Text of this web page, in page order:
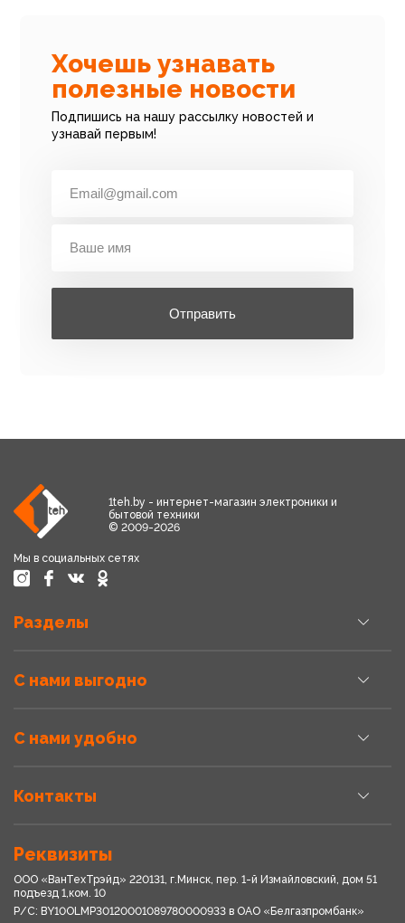
Хочешь узнавать
полезные новости
Подпишись на нашу рассылку новостей и
узнавай первым!
Отправить
1teh.by - интернет-магазин электроники и
бытовой техники
© 2009-2026
Мы в социальных сетях
Разделы
С нами выгодно
С нами удобно
Контакты
Реквизиты
ООО «ВанТехТрэйд» 220131, г.Минск, пер. 1-й Измайловский, дом 51
подъезд 1,ком. 10
Р/С: BY10OLMP30120001089780000933 в OАО «Белгазпромбанк»